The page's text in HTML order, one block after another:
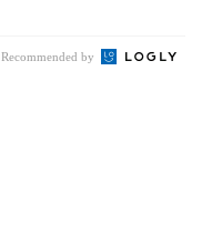
Recommended by